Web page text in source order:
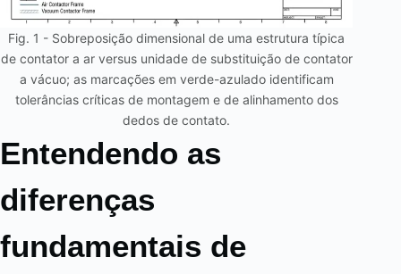
Fig. 1 - Sobreposição dimensional de uma estrutura típica
de contator a ar versus unidade de substituição de contator
a vácuo; as marcações em verde-azulado identificam
tolerâncias críticas de montagem e de alinhamento dos
dedos de contato.
Entendendo as
diferenças
fundamentais de